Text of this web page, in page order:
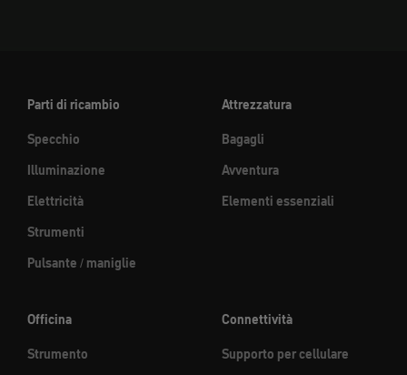
Parti di ricambio
Specchio
Illuminazione
Elettricità
Strumenti
Pulsante / maniglie
Attrezzatura
Bagagli
Avventura
Elementi essenziali
Officina
Strumento
Connettività
Supporto per cellulare